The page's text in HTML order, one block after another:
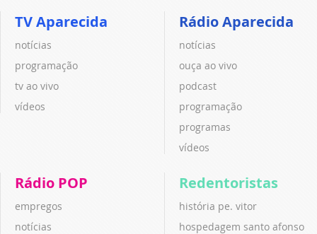
TV Aparecida
notícias
programação
tv ao vivo
vídeos
Rádio Aparecida
notícias
ouça ao vivo
podcast
programação
programas
vídeos
Rádio POP
empregos
notícias
Redentoristas
história pe. vitor
hospedagem santo afonso